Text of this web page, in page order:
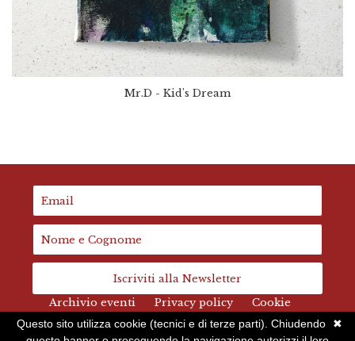
Mr.D - Kid's Dream
Iscriviti alla Newsletter
Archivio eventi
Privacy policy Cookie
✖
Questo sito utilizza cookie (tecnici e di terze parti). Chiudendo